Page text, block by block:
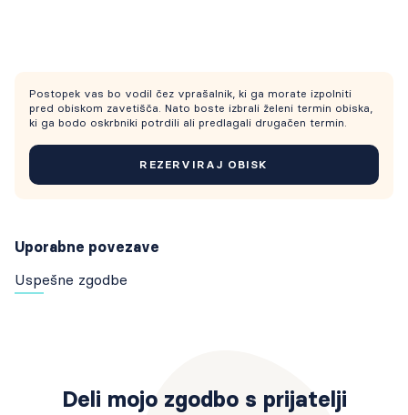
Postopek vas bo vodil čez vprašalnik, ki ga morate izpolniti
pred obiskom zavetišča. Nato boste izbrali želeni termin obiska,
ki ga bodo oskrbniki potrdili ali predlagali drugačen termin.
REZERVIRAJ OBISK
Uporabne povezave
Uspešne zgodbe
Deli mojo zgodbo s prijatelji